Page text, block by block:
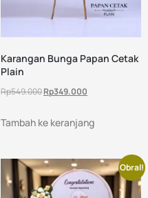
Karangan Bunga Papan Cetak
Plain
Rp549.000Rp349.000
Tambah ke keranjang
Obral!